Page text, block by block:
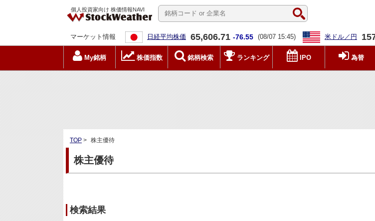
個人投資家向け 株価情報NAVI
マーケット情報 日経平均株価 65,606.71 -76.55 (08/07 15:45) 米ドル／円
My銘柄 株価指数 銘柄検索 ランキング IPO 為替
TOP > 株主優待
株主優待
検索結果